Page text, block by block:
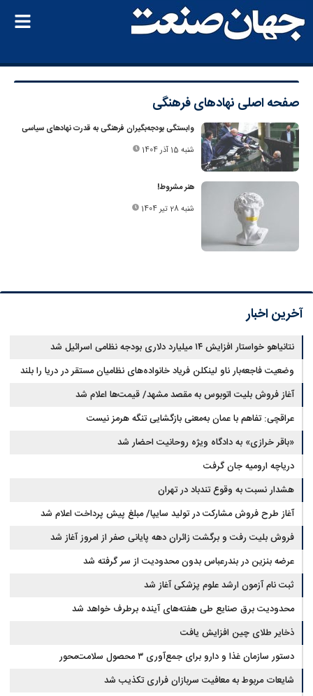
صفحه اصلی نهادهای فرهنگی
وابستگی بودجه‌بگیران فرهنگی به قدرت نهادهای سیاسی
شنبه 15 آذر 1404
هنر مشروط!
شنبه 28 تیر 1404
آخرین اخبار
نتانیاهو خواستار افزایش ۱۴ میلیارد دلاری بودجه نظامی اسرائیل شد
وضعیت فاجعه‌بار ناو لینکلن فریاد خانواده‌های نظامیان مستقر در دریا را بلند
کردآغاز فروش بلیت اتوبوس به مقصد مشهد/ قیمت‌ها اعلام شد
عراقچی: تفاهم با عمان به‌معنی بازگشایی تنگه هرمز نیست
«باقر خرازی» به دادگاه ویژه روحانیت احضار شد
دریاچه ارومیه جان گرفت
هشدار نسبت به وقوع تندباد در تهران
آغاز طرح فروش مشارکت در تولید سایپا/ مبلغ پیش پرداخت اعلام شد
فروش بلیت رفت و برگشت زائران دهه پایانی صفر از امروز آغاز شد
عرضه بنزین در بندرعباس بدون محدودیت از سر گرفته شد
ثبت نام آزمون ارشد علوم پزشکی آغاز شد
محدودیت‌ برق صنایع طی هفته‌های آینده برطرف خواهد شد
ذخایر طلای چین افزایش یافت
دستور سازمان غذا و دارو برای جمع‌آوری ۳ محصول سلامت‌محور
شایعات مربوط به معافیت سربازان فراری تکذیب شد